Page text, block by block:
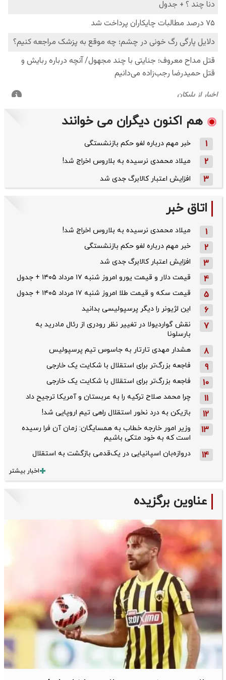
هم اکنون دیگران می خوانند
1 خبر مهم درباره لغو حکم بازنشستگی
2 میلاد محمدی نرسیده به بلاروس اخراج شد!
3 افزایش اعتبار کالابرگ جدی شد
اتاق خبر
1 میلاد محمدی نرسیده به بلاروس اخراج شد!
2 خبر مهم درباره لغو حکم بازنشستگی
3 افزایش اعتبار کالابرگ جدی شد
4 قیمت دلار و قیمت یورو امروز شنبه ۱۷ مرداد ۱۴۰۵ + جدول
5 قیمت سکه و قیمت طلا امروز شنبه ۱۷ مرداد ۱۴۰۵ + جدول
6 این لژیونر را دیگر پرسپولیسی بدانید
7
نقش گواردیولا در تغییر نظر رودری از رئال مادرید به
بارسلونا
8 هشدار مهدی تارتار به جاسوس تیم پرسپولیس
9 فاجعه بزرگ‌تر برای استقلال با شکایت یک خارجی
10 فاجعه بزرگ‌تر برای استقلال با شکایت یک خارجی
11 چرا محمد صلاح ترکیه را به عربستان و آمریکا ترجیح داد
12 بازیکن به درد نخور استقلال راهی تیم اروپایی شد!
13
وزیر امور خارجه خطاب به همسایگان: زمان آن فرا رسیده
است که به خود متکی باشیم
14 دروازه‌بان اسپانیایی در یک‌قدمی بازگشت به استقلال
اخبار بیشتر
عناوین برگزیده